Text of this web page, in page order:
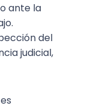
ante la
del
judicial,